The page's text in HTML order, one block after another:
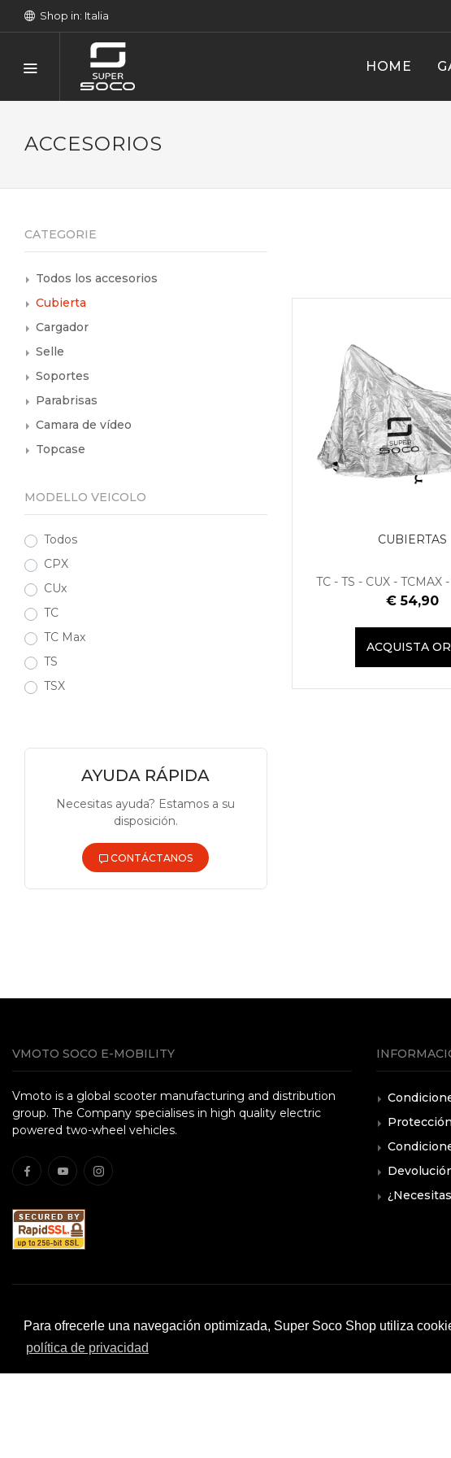
Para ofrecerle una navegación optimizada, Super Soco Shop utiliza
política de privacidad
Shop in: Italia
HOME
ACCESORIOS
CUBIERTAS
TC - TS - CUX - TCMAX
€ 54,90
ACQUISTA
CATEGORIE
Todos los accesorios
Cubierta
Cargador
Selle
Soportes
Parabrisas
Camara de vídeo
Topcase
MODELLO VEICOLO
Todos
CPX
CUx
TC
TC Max
TS
TSX
AYUDA RÁPIDA
Necesitas ayuda? Estamos a su
disposición.
CONTÁCTANOS
VMOTO SOCO E-MOBILITY
Vmoto is a global scooter manufacturing and distribution
group. The Company specialises in high quality electric
powered two-wheel vehicles.
© 2026 All rights reserved. VMOTO SOCO ITALY SRL - P.IVA 10574980966